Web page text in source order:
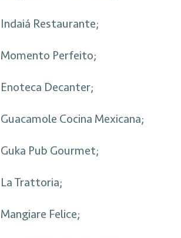
Indaiá Restaurante;
Momento Perfeito;
Enoteca Decanter;
Guacamole Cocina Mexicana;
Guka Pub Gourmet;
La Trattoria;
Mangiare Felice;